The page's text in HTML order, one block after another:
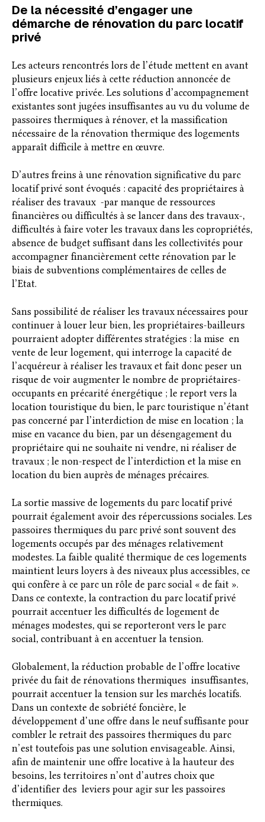
De la nécessité d’engager une
démarche de rénovation du parc locatif
privé
Les acteurs rencontrés lors de l’étude mettent en avant
plusieurs enjeux liés à cette réduction annoncée de
l’offre locative privée. Les solutions d’accompagnement
existantes sont jugées insuffisantes au vu du volume de
passoires thermiques à rénover, et la massification
nécessaire de la rénovation thermique des logements
apparaît difficile à mettre en œuvre.
D’autres freins à une rénovation significative du parc
locatif privé sont évoqués : capacité des propriétaires à
réaliser des travaux -par manque de ressources
financières ou difficultés à se lancer dans des travaux-,
difficultés à faire voter les travaux dans les copropriétés,
absence de budget suffisant dans les collectivités pour
accompagner financièrement cette rénovation par le
biais de subventions complémentaires de celles de
l’Etat.
Sans possibilité de réaliser les travaux nécessaires pour
continuer à louer leur bien, les propriétaires-bailleurs
pourraient adopter différentes stratégies : la mise en
vente de leur logement, qui interroge la capacité de
l’acquéreur à réaliser les travaux et fait donc peser un
risque de voir augmenter le nombre de propriétaires-
occupants en précarité énergétique ; le report vers la
location touristique du bien, le parc touristique n’étant
pas concerné par l’interdiction de mise en location ; la
mise en vacance du bien, par un désengagement du
propriétaire qui ne souhaite ni vendre, ni réaliser de
travaux ; le non-respect de l’interdiction et la mise en
location du bien auprès de ménages précaires.
La sortie massive de logements du parc locatif privé
pourrait également avoir des répercussions sociales. Les
passoires thermiques du parc privé sont souvent des
logements occupés par des ménages relativement
modestes. La faible qualité thermique de ces logements
maintient leurs loyers à des niveaux plus accessibles, ce
qui confère à ce parc un rôle de parc social « de fait ».
Dans ce contexte, la contraction du parc locatif privé
pourrait accentuer les difficultés de logement de
ménages modestes, qui se reporteront vers le parc
social, contribuant à en accentuer la tension.
Globalement, la réduction probable de l’offre locative
privée du fait de rénovations thermiques insuffisantes,
pourrait accentuer la tension sur les marchés locatifs.
Dans un contexte de sobriété foncière, le
développement d’une offre dans le neuf suffisante pour
combler le retrait des passoires thermiques du parc
n’est toutefois pas une solution envisageable. Ainsi,
afin de maintenir une offre locative à la hauteur des
besoins, les territoires n’ont d’autres choix que
d’identifier des leviers pour agir sur les passoires
thermiques.